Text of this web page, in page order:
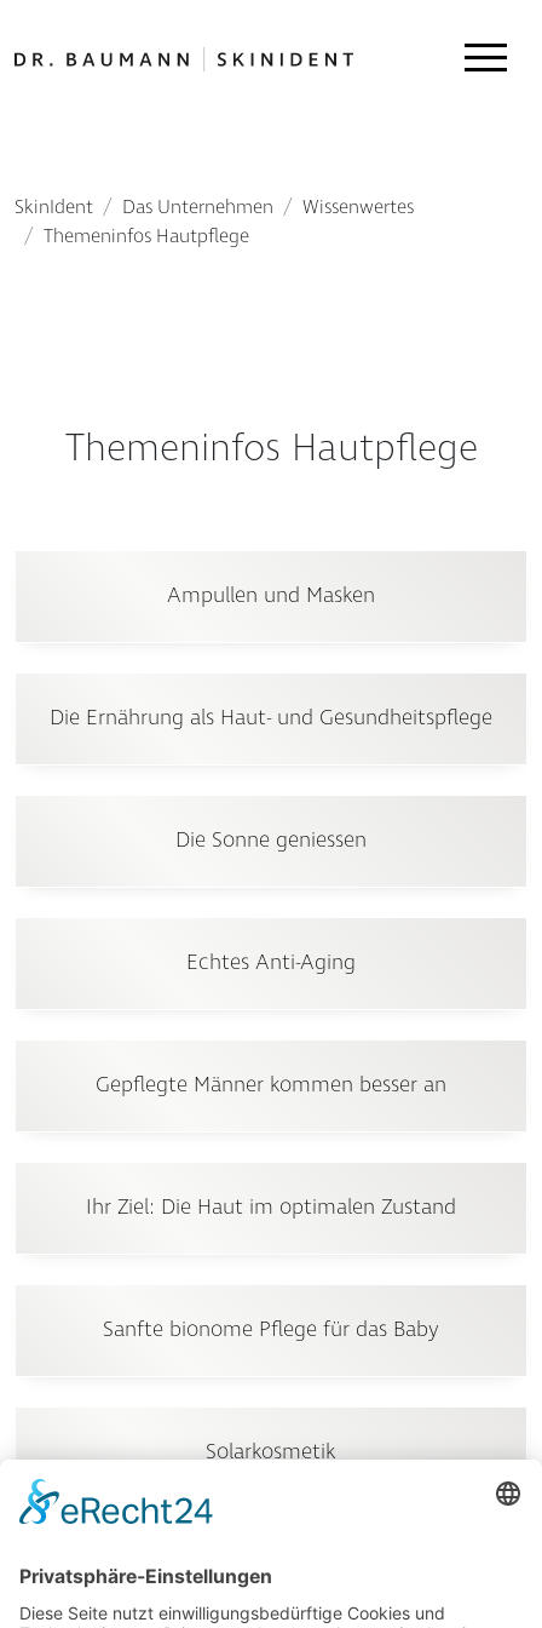
SkinIdent Das Unternehmen
Wissenwertes
Themeninfos Hautpflege
Themeninfos Hautpflege
Ampullen und Masken
Die Ernährung als Haut- und Gesundheitspflege
Die Sonne geniessen
Echtes Anti-Aging
Gepflegte Männer kommen besser an
Ihr Ziel: Die Haut im optimalen Zustand
Sanfte bionome Pflege für das Baby
Solarkosmetik
Trockene, feuchtigkeitsarme Haut?